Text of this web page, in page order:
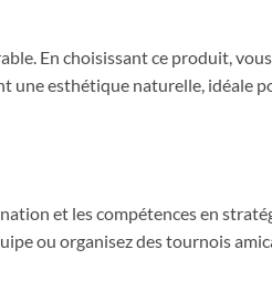
En choisissant ce produit,
une esthétique naturelle, idéale
et les compétences en
ou organisez des tournois